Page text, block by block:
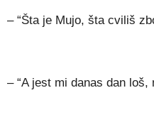
– “Šta je Mujo, šta cviliš
– “A jest mi danas dan loš,